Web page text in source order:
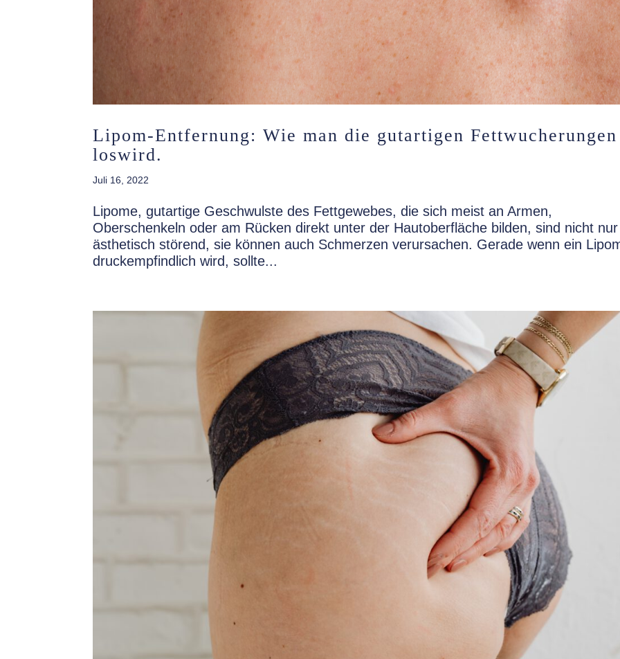
Lipom-Entfernung: Wie man die gutartigen Fettwucherungen
loswird.
Juli 16, 2022
Lipome, gutartige Geschwulste des Fettgewebes, die sich meist an Armen,
Oberschenkeln oder am Rücken direkt unter der Hautoberfläche bilden, sind nicht nur
ästhetisch störend, sie können auch Schmerzen verursachen. Gerade wenn ein
druckempfindlich wird, sollte...